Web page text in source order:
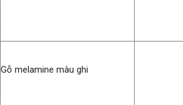
Gỗ melamine màu ghi